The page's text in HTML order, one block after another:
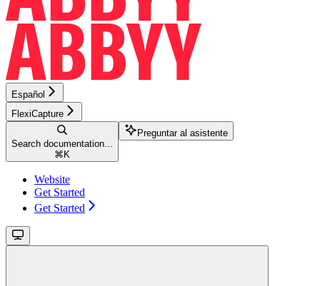
Español
FlexiCapture
Search documentation...
⌘ K
Preguntar al asistente
Website
Get Started
Get Started